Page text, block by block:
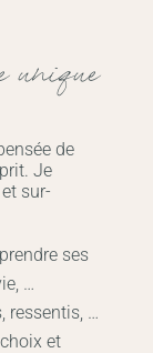
unique
de
Je
sur-
ses
…
ressentis, …
et